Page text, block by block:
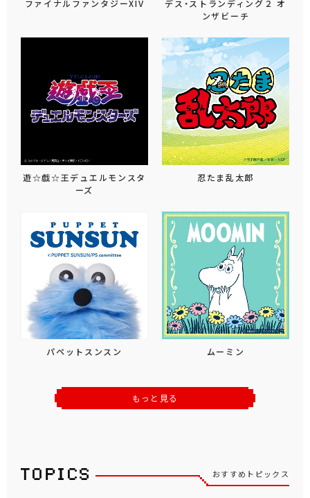
ファイナルファンタジーXIV
デス・ストランディング２ オ
ンザビーチ
遊☆戯☆王デュエルモンスタ
ーズ
忍たま乱太郎
パペットスンスン ムーミン
もっと見る
おすすめトピックス